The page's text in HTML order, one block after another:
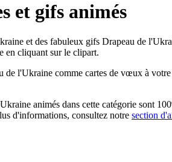
et gifs animés
et des fabuleux gifs Drapeau de
en cliquant sur le clipart.
de l'Ukraine comme cartes de vœux à
animés dans cette catégorie sont
d'informations, consultez notre section